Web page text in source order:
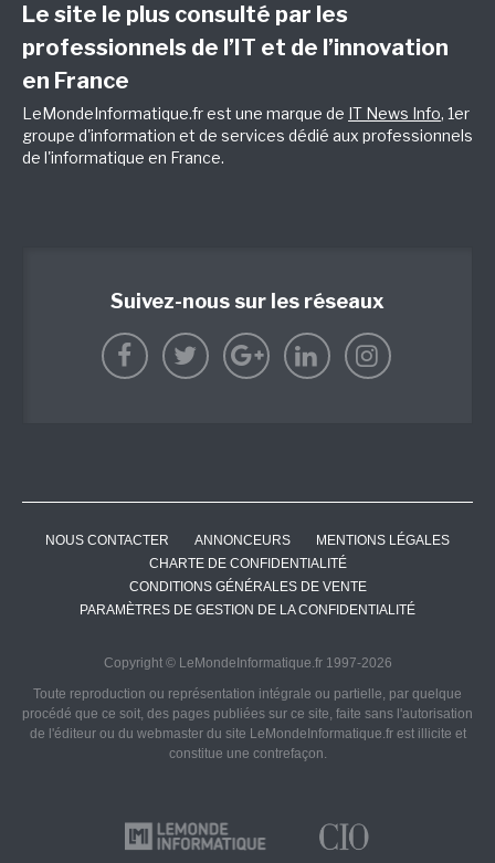
Le site le plus consulté par les
professionnels de l’IT et de l’innovation
en France
LeMondeInformatique.fr est une marque de IT News Info, 1er
groupe d'information et de services dédié aux professionnels
de l'informatique en France.
Suivez-nous sur les réseaux
NOUS CONTACTER ANNONCEURS
MENTIONS LÉGALES
CHARTE DE CONFIDENTIALITÉ
CONDITIONS GÉNÉRALES DE VENTE
PARAMÈTRES DE GESTION DE LA CONFIDENTIALITÉ
Copyright © LeMondeInformatique.fr 1997-2026
Toute reproduction ou représentation intégrale ou partielle, par quelque
procédé que ce soit, des pages publiées sur ce site, faite sans l'autorisation
de l'éditeur ou du webmaster du site LeMondeInformatique.fr est illicite et
constitue une contrefaçon.